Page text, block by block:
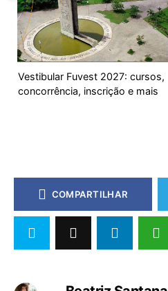
Vestibular Fuvest 2027: cursos,
concorrência, inscrição e mais
COMPARTILHAR